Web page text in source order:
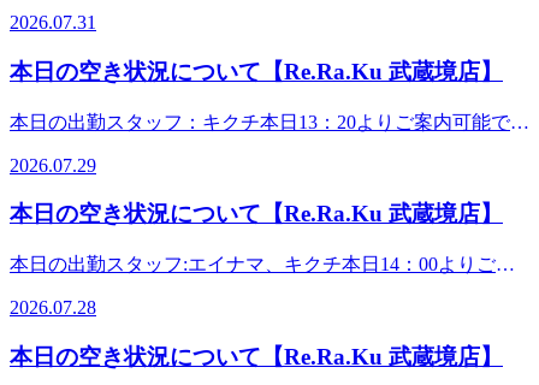
ました。頭の上で刺激的な泡を感じながら、一足先に花火気
分を先取りしちゃいましょう!詳しくはスタッフまで!また、
只今、オーブ認証時に330円で爽快ヘッドスパ10分が体験で
きちゃいます!こちらも詳しくはスタッフまで!今日も元気に
営業中!皆様のご来店を心よりお待ちしております。・
*.。・*.。・*.。・*.。・*.。・。。・*.。・*.。・*.。・
スタッフ一同心よりお待ちしております!・*.。・*.。・
ジのように気持ち良い「肩甲骨ストレッチ&amp;骨盤ストレ
れを撃退していきます☆中央線武蔵境駅北口徒歩3分 すきっ
蔵境店&lt;営業時間&gt;平日:11時00分～21時00分(最終受
1回キリ！この夏のビッグボーナスを見逃す手はありませ
詳しくご説明いたします！夏季限定! 「爽快ヘッドスパ」例
のシュワシュワを楽しみながら、炭酸ガスの血行誘導効果で
フトラベンダー】の2つのフレーバーをご用意しました。頭
の上で刺激的な泡を感じながら、一足先に花火気分を先取り
しちゃいましょう!詳しくはスタッフまで!また、只今、オー
ブ認証時に330円で爽快ヘッドスパ10分が体験できちゃいま
す!こちらも詳しくはスタッフまで!今日も元気に営業中!皆様
のご来店を心よりお待ちしております。・*.。・*.。・
お問い合わせはお電話で、お気軽にどうぞ♪スタッフ一同心
よりお待ちしております!・*.。・*.。・*.。・*.。・
Wアタックで、サマーチャージキャンペーンを開始しまし
入でお得な10％増額サービスが!?さ・ら・に……！7月18日
～7月31日はプレミアム期間となっておりまして……なん
と、最大42％の爆上げ増額をやっちゃいます！チャンスはな
せん！ともかく、当店にご来店いただくか、お電話くださ
パ」例年大好評の爽やか企画が今年も始まりました!-5℃の
効果でお疲れスッキリ!今年は【ブルーミングリモーネ】
ました。頭の上で刺激的な泡を感じながら、一足先に花火気
分を先取りしちゃいましょう!詳しくはスタッフまで!また、
只今、オーブ認証時に330円で爽快ヘッドスパ10分が体験で
すか。おとといの満月🌕美しかったですね！うっとりロマン
チックな気持ちになりますよね。真夏の満月、涼しげで最
高！たくさんの元気もらえますね！感謝！うっとり気分持続
しながら、是非、当店でお身体ほぐされて、益々元気にな
り、パワーアップし、ライバルを驚かせてしまいましょう。
きゃは！さて、真夏にお送りする、新キャンペーンです。7
ケット」のWアタックで、サマーチャージキャンペーンを開
ケット購入でお得な10％増額サービスが!?さ・ら・に……！
なんと、最大42％の爆上げ増額をやっちゃいます！チャンス
はなんと1回キリ！この夏のビッグボーナスを見逃す手はあ
りません！ともかく、当店にご来店いただくか、お電話くだ
2026.07.31
本日の空き状況について【Re.Ra.Ku 武蔵境店】
本日の出勤スタッフ：キクチ本日13：20よりご案内可能で
今日は、控えめな暑さで過ごしやすいですね！気持ち良く眠
れた方も多いのではないでしょうか。是非、当店でお身体ほ
ぐされては如何ですか。心身ともに軽やかに今夜の満月🌕を
めでましょう！さて、真夏にお送りする、新キャンペーンで
す。7月18日より「Re.Ra.Ku PAY」と「スペシャル・バリュ
ーチケット」のWアタックで、サマーチャージキャンペーン
ーチケット購入でお得な10％増額サービスが!?さ・ら・
2026.07.29
本日の空き状況について【Re.Ra.Ku 武蔵境店】
本日の出勤スタッフ:エイナマ、キクチ本日14：00よりご案
ですか。今日は、少し涼しめで過ごしやすいですね！久しぶ
りに熟睡できた方も多いのではないでしょうか。真夏の貴重
な涼しい日に感謝！体力消耗しない本日、是非、当店でお身
2026.07.28
本日の空き状況について【Re.Ra.Ku 武蔵境店】